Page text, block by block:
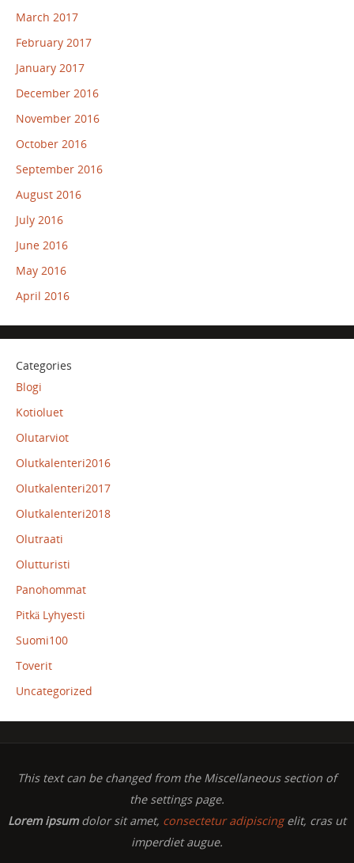
March 2017
February 2017
January 2017
December 2016
November 2016
October 2016
September 2016
August 2016
July 2016
June 2016
May 2016
April 2016
Categories
Blogi
Kotioluet
Olutarviot
Olutkalenteri2016
Olutkalenteri2017
Olutkalenteri2018
Olutraati
Olutturisti
Panohommat
Pitkä Lyhyesti
Suomi100
Toverit
Uncategorized
This text can be changed from the Miscellaneous section of
the settings page.
Lorem ipsumdolor sit amet, consectetur adipiscingelit, cras ut
imperdiet augue.